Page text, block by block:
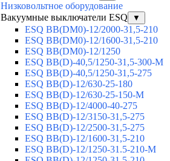
Низковольтное оборудование
Вакуумные выключатели ESQ
▼
ESQ ВВ(DM0)-12/2000-31,5-210
ESQ ВВ(DM0)-12/1600-31,5-210
ESQ ВВ(DM0)-12/1250
ESQ ВВ(D)-40,5/1250-31,5-300-М
ESQ ВВ(D)-40,5/1250-31,5-275
ESQ ВВ(D)-12/630-25-180
ESQ ВВ(D)-12/630-25-150-М
ESQ ВВ(D)-12/4000-40-275
ESQ ВВ(D)-12/3150-31,5-275
ESQ ВВ(D)-12/2500-31,5-275
ESQ ВВ(D)-12/1600-31,5-210
ESQ ВВ(D)-12/1250-31.5-210-М